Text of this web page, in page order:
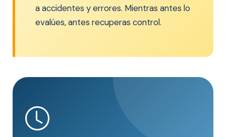
a accidentes y errores. Mientras antes lo
evalúes, antes recuperas control.